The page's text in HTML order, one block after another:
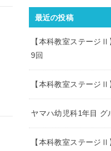
最近の投稿
【本科教室ステージ
9回
【本科教室ステージ
ヤマハ幼児科1年目 グ
【本科教室ステージ